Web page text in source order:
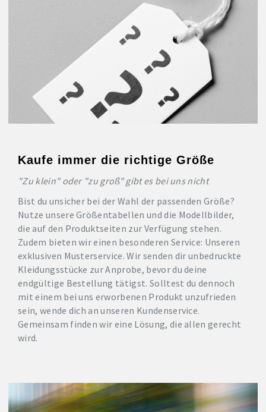
Kaufe immer die richtige Größe
"Zu klein" oder "zu groß" gibt es bei uns nicht
Bist du unsicher bei der Wahl der passenden Größe?
Nutze unsere Größentabellen und die Modellbilder,
die auf den Produktseiten zur Verfügung stehen.
Zudem bieten wir einen besonderen Service: Unseren
exklusiven Musterservice. Wir senden dir unbedruckte
Kleidungsstücke zur Anprobe, bevor du deine
endgültige Bestellung tätigst. Solltest du dennoch
mit einem bei uns erworbenen Produkt unzufrieden
sein, wende dich an unseren Kundenservice.
Gemeinsam finden wir eine Lösung, die allen gerecht
wird.